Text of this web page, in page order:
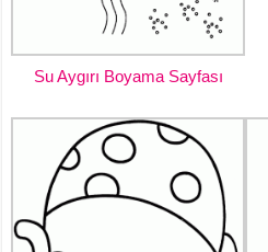
Su Aygırı Boyama Sayfası